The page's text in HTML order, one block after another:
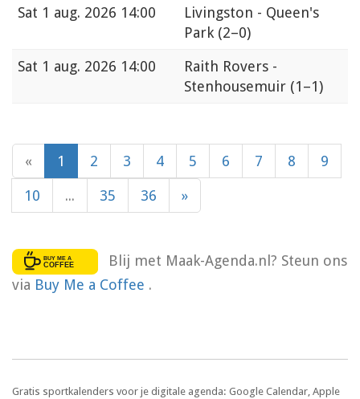
Sat 1 aug. 2026 14:00
Livingston - Queen's
Park (2–0)
Sat 1 aug. 2026 14:00
Raith Rovers -
Stenhousemuir (1–1)
« 1 2 3 4 5 6 7 8 9
10 ... 35 36 »
Blij met Maak-Agenda.nl? Steun ons
via Buy Me a Coffee .
Gratis sportkalenders voor je digitale agenda: Google Calendar, Apple